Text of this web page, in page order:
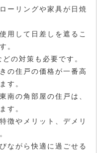
ーリングや家具が日焼
用して日差しを遮るこ
。
の対策も必要です。
の住戸の価格が一番高
す。
南の角部屋の住戸は、
す。
徴やメリット、デメリ
ながら快適に過ごせる